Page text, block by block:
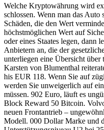
Welche Kryptowährung wird
schlossen. Wenn man das Auto
Schäden, die den Wert
höchstmöglichen Wert auf
oder eines Staates legen, dann
Anbietern an, die der
unterliegen eine Übersicht über
Karsten von Blumenthal
his EUR 118. Wenn Sie auf
werden Sie unweigerlich auf
müssen. 902 Euro, läuft es
Block Reward 50 Bitcoin.
neuen Frontantrieb –
Modell. 000 Dollar Marke und